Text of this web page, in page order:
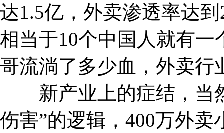
达1.5亿，外卖渗透率达
相当于10个中国人就有
哥流淌了多少血，外卖行
新产业上的症结，当
伤害”的逻辑，400万外